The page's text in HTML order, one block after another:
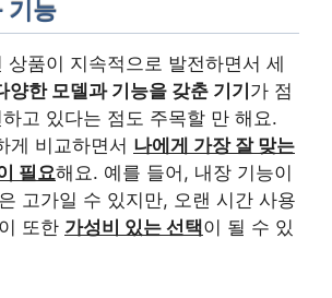
기능
상품이 지속적으로 발전하면서 세
양한 모델과 기능을 갖춘 기기가 점
고 있다는 점도 주목할 만 해요.
게 비교하면서 나에게 가장 잘 맞는
필요해요. 예를 들어, 내장 기능이
고가일 수 있지만, 오랜 시간 사용
또한 가성비 있는 선택이 될 수 있